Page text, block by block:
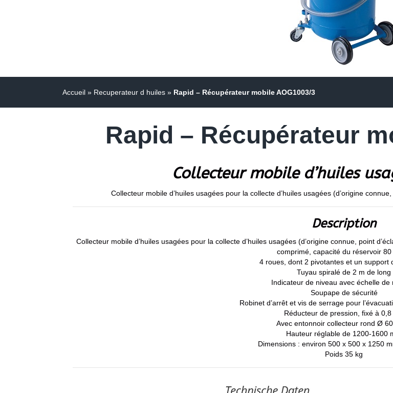
Accueil » Recuperateur d huiles » Rapid – Récupérateur mobile AOG1003/3
Rapid – Récupérateur
Collecteur mobile d’huiles
Collecteur mobile d’huiles usagées pour la collecte d’huiles usagées (d’origine
Description
Collecteur mobile d’huiles usagées pour la collecte d’huiles usagées (d’origine connue, point
comprimé, capacité du réservoir 80
4 roues, dont 2 pivotantes et un support
Tuyau spiralé de 2 m de long
Indicateur de niveau avec échelle de
Soupape de sécurité
Robinet d’arrêt et vis de serrage pour
Réducteur de pression, fixé à 0,8
Avec entonnoir collecteur rond Ø
Hauteur réglable de 1200-1600
Dimensions : environ 500 x 500 x 1250
Poids 35 kg